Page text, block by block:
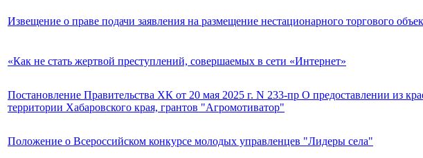
Извещение о праве подачи заявления на размещение нестационарного торгового
«Как не стать жертвой преступлений, совершаемых в сети «Интернет»
Постановление Правительства ХК от 20 мая 2025 г. N 233-пр О предоставлении из
территории Хабаровского края, грантов "Агромотиватор"
Положение о Всероссийском конкурсе молодых управленцев "Лидеры села"